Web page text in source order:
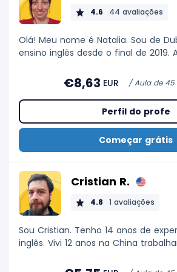
4.6 44 avaliações
Olá! Meu nome é Natalia. Sou de
ensino inglês desde o final de 2019.
violino e assar. Adoro ajudar meus
suas metas acadêmicas,
€8,63 EUR / Aula de 45
Perfil do profe
Começar grátis
Cristian R.
4.8 1 avaliações
Sou Cristian. Tenho 14 anos de
inglês. Vivi 12 anos na China
hobbies vão mudando com o